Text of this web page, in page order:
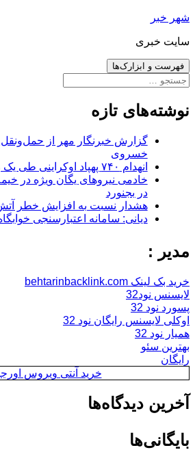
رفتن
نوشته‌ها
شهر خبر
سایت خبری
فهرست و ابزارک‌ها
جستجو
نوشته‌های تازه
گزارش خبرنگار مهر از حمل‌ونقل
خسروی
انهدام ۷۴۰ پهپاد اوکراینی طی یک روز
خادمی نیروهای یگان ویژه در
در بجنورد
هشدار نسبت به افزایش خطر
دیانی: سامانه اعتبارسنجی
مدیر :
خرید بک لینک behtarinbacklink.com
لایسنس نود32
پسورد نود 32
اوکلی لایسنس رایگان نود 32
همیار نود 32
بهترین سئو
رایگان
خرید آنتی ویروس
آخرین دیدگاه‌ها
بایگانی‌ها